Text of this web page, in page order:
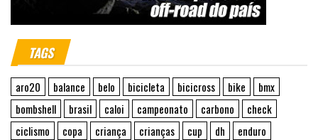
TAGS
aro20 balance belo bicicleta bicicross bike
bmx
bombshell
brasil caloi campeonato carbono
check
ciclismo
copa criança crianças cup dh
enduro